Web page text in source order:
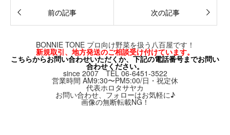
前の記事 次の記事
BONNIE TONEプロ向け野菜を扱う八百屋です！
新規取引、地方発送のご相談受け付けています。
こちらからお問い合わせいただくか、下記の電話番号までお問い
合わせください。
since 2007 TEL 06-6451-3522
営業時間 AM9:30〜PM5:00/日・祝定休
代表ホロタサヤカ
お問い合わせ、フォローはお気軽に♪
画像の無断転載NG！